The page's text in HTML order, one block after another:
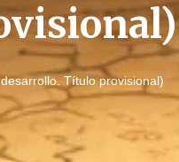
Título provisional)